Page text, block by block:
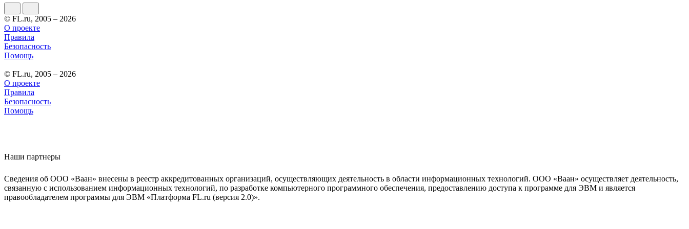
© FL.ru, 2005 – 2026
О проекте
Правила
Безопасность
Помощь
© FL.ru, 2005 – 2026
О проекте
Правила
Безопасность
Помощь
Наши партнеры
Сведения об ООО «Ваан» внесены в реестр аккредитованных организаций, осуществляющих деятельность в области информационных технологий. ООО «Ваан» осуществляет деятельность,
связанную с использованием информационных технологий, по разработке компьютерного программного обеспечения, предоставлению доступа к программе для ЭВМ и является
правообладателем программы для ЭВМ «Платформа FL.ru (версия 2.0)».